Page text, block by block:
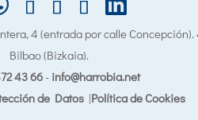
4 (entrada por calle
Bilbao (Bizkaia).
43 66- info@harrobia.net
de Datos|Política de Cookies